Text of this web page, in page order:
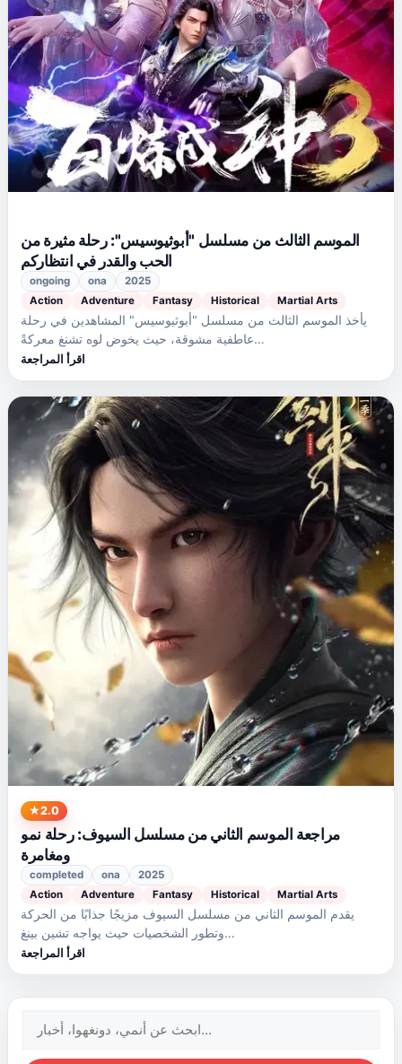
الموسم الثالث من مسلسل "أبوثيوسيس": رحلة مثيرة من
الحب والقدر في انتظاركم
ongoing ona
2025
Action
Adventure Fantasy Historical Martial Arts
يأخذ الموسم الثالث من مسلسل "أبوثيوسيس" المشاهدين في رحلة
عاطفية مشوقة، حيث يخوض لوه تشنغ معركةً…
اقرأ المراجعة
2.0
مراجعة الموسم الثاني من مسلسل السيوف: رحلة نمو
ومغامرة
completed ona
2025
Action
Adventure Fantasy Historical Martial Arts
يقدم الموسم الثاني من مسلسل السيوف مزيجًا جذابًا من الحركة
وتطور الشخصيات حيث يواجه تشين بينغ…
اقرأ المراجعة
البحث